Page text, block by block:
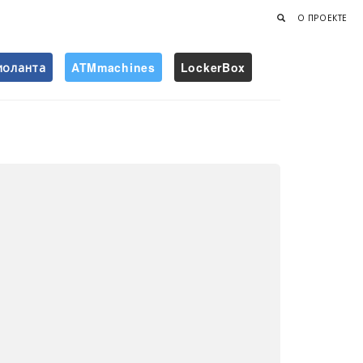
О ПРОЕКТЕ
ATMmachines LockerBox